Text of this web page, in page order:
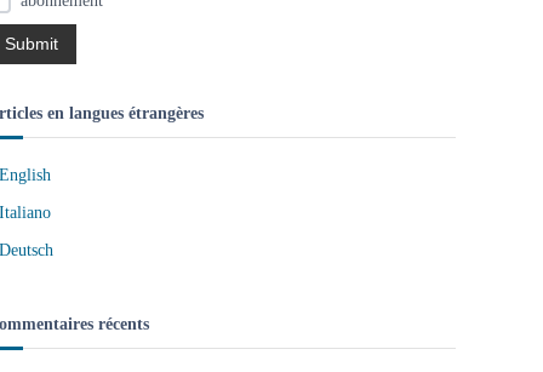
en langues étrangères
English
Italiano
Deutsch
récents